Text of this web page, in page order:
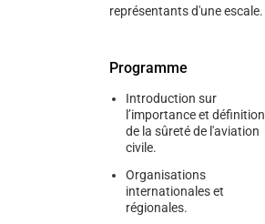
représentants d'une escale.
Programme
Introduction sur
l’importance et définition
de la sûreté de l'aviation
civile.
Organisations
internationales et
régionales.